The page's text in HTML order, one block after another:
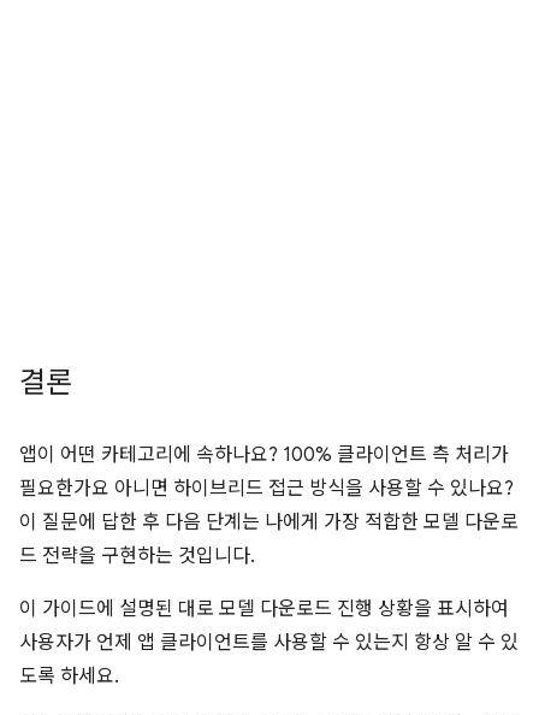
결론
앱이 어떤 카테고리에 속하나요? 100% 클라이언트 측 처리가
필요한가요 아니면 하이브리드 접근 방식을 사용할 수 있나요?
이 질문에 답한 후 다음 단계는 나에게 가장 적합한 모델 다운로
드 전략을 구현하는 것입니다.
이 가이드에 설명된 대로 모델 다운로드 진행 상황을 표시하여
사용자가 언제 앱 클라이언트를 사용할 수 있는지 항상 알 수 있
도록 하세요.